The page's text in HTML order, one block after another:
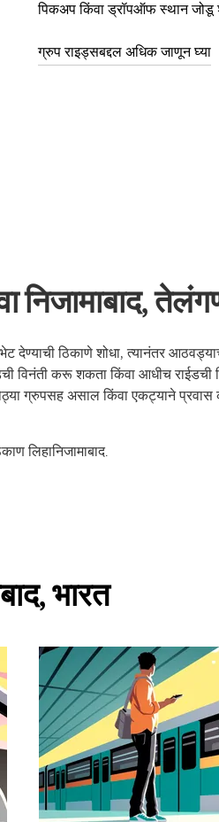
पिकअप किंवा ड्रॉपऑफ स्थान
ग्रुप राइड्सबद्दल अधिक जाणून घ्या
देण्याची ठिकाणे शोधा, त्यानंतर
विनंती करू शकता किंवा आधीच
ग्रुपसह असाल किंवा एकट्याने
लिहानिजामाबाद.
भारत